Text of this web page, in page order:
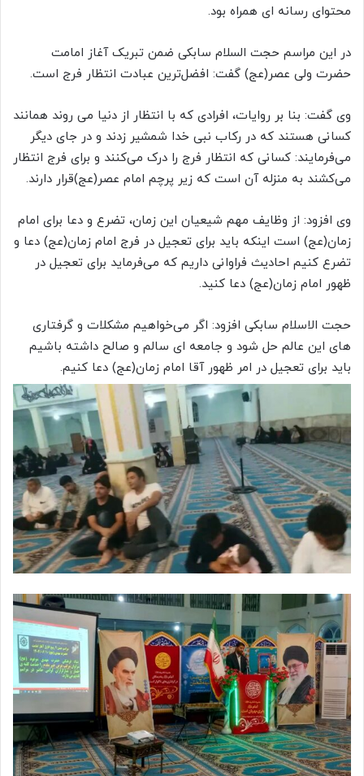
محتوای رسانه ای همراه بود.
در این مراسم حجت السلام سابکی ضمن تبریک آغاز امامت
حضرت ولی عصر(عج) گفت: افضل‌ترین عبادت انتظار فرج است.
وی گفت: بنا بر روایات، افرادی که با انتظار از دنیا می روند همانند
کسانی هستند که در رکاب نبی خدا شمشیر زدند و در جای دیگر
می‌فرمایند: کسانی که انتظار فرج را درک می‌کنند و برای فرج انتظار
می‌کشند به منزله آن است که زیر پرچم امام عصر(عج)قرار دارند.
وی افزود: از وظایف مهم شیعیان این زمان، تضرع و دعا برای امام
زمان(عج) است اینکه باید برای تعجیل در فرج امام زمان(عج) دعا و
تضرع کنیم احادیث فراوانی داریم که می‌فرماید برای تعجیل در
ظهور امام زمان(عج) دعا کنید.
حجت الاسلام سابکی افزود: اگر می‌خواهیم مشکلات و گرفتاری
های این عالم حل شود و جامعه ای سالم و صالح داشته باشیم
باید برای تعجیل در امر ظهور آقا امام زمان(عج) دعا کنیم.